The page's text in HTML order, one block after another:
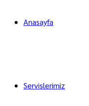
Anasayfa
Servislerimiz